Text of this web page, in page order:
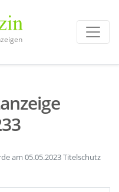
am 05.05.2023 Titelschutz